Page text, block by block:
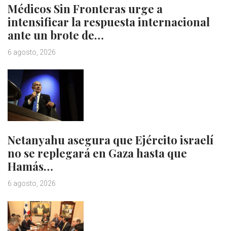
Médicos Sin Fronteras urge a
intensificar la respuesta internacional
ante un brote de…
6 agosto, 2026
Netanyahu asegura que Ejército israelí
no se replegará en Gaza hasta que
Hamás…
6 agosto, 2026